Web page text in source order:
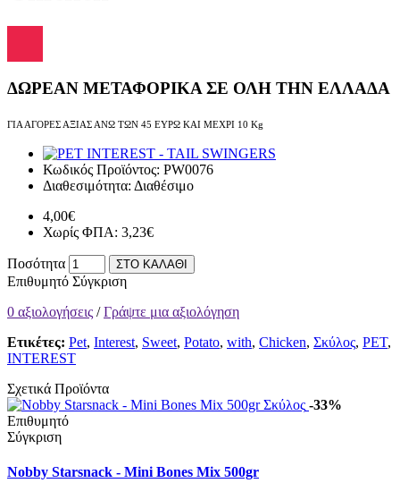
ΔΩΡΕΑΝ ΜΕΤΑΦΟΡΙΚΑ ΣΕ ΟΛΗ ΤΗΝ ΕΛΛΑΔΑ
ΓΙΑ ΑΓΟΡΕΣ ΑΞΙΑΣ ΑΝΩ ΤΩΝ 45 ΕΥΡΩ ΚΑΙ ΜΕΧΡΙ 10 Kg
Κωδικός Προϊόντος: PW0076
Διαθεσιμότητα: Διαθέσιμο
4,00€
Χωρίς ΦΠΑ: 3,23€
Ποσότητα ΣΤΟ ΚΑΛΑΘΙ
Επιθυμητό Σύγκριση
0 αξιολογήσεις /Γράψτε μια αξιολόγηση
Ετικέτες: Pet, Interest, Sweet, Potato, with, Chicken, Σκύλος, PET,
INTEREST
Σχετικά Προϊόντα
-33%
Επιθυμητό
Σύγκριση
Nobby Starsnack - Mini Bones Mix 500gr